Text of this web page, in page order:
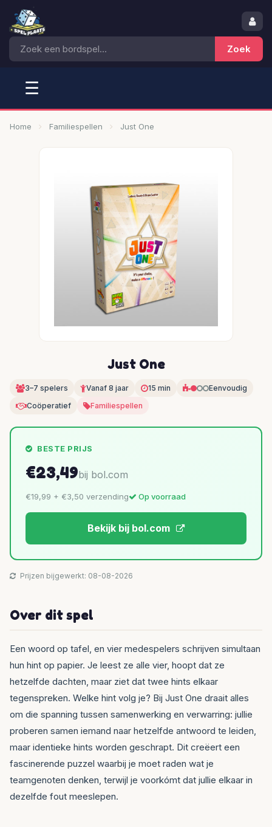
☰
Home Familiespellen Just One
Just One
3–7 spelers Vanaf 8 jaar 15 min
Eenvoudig
Coöperatief
Familiespellen
BESTE PRIJS
€23,49bij bol.com
€19,99 + €3,50 verzending Op voorraad
Bekijk bij bol.com
Prijzen bijgewerkt: 08-08-2026
Over dit spel
Een woord op tafel, en vier medespelers schrijven simultaan
hun hint op papier. Je leest ze alle vier, hoopt dat ze
hetzelfde dachten, maar ziet dat twee hints elkaar
tegenspreken. Welke hint volg je? Bij Just One draait alles
om die spanning tussen samenwerking en verwarring: jullie
proberen samen iemand naar hetzelfde antwoord te leiden,
maar identieke hints worden geschrapt. Dit creëert een
fascinerende puzzel waarbij je moet raden wat je
teamgenoten denken, terwijl je voorkómt dat jullie elkaar in
dezelfde fout meeslepen.